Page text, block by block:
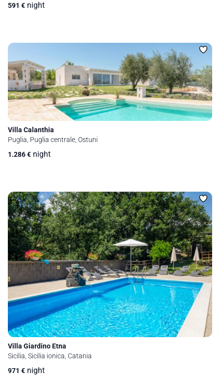
591 € night
Villa Calanthia
Puglia, Puglia centrale, Ostuni
1.286€ night
Villa Giardino Etna
Sicilia, Sicilia ionica, Catania
971 € night